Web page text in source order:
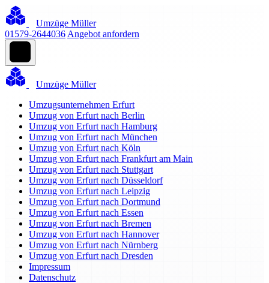
Umzüge Müller
01579-2644036 Angebot anfordern
Umzüge Müller
Umzugsunternehmen Erfurt
Umzug von Erfurt nach Berlin
Umzug von Erfurt nach Hamburg
Umzug von Erfurt nach München
Umzug von Erfurt nach Köln
Umzug von Erfurt nach Frankfurt am Main
Umzug von Erfurt nach Stuttgart
Umzug von Erfurt nach Düsseldorf
Umzug von Erfurt nach Leipzig
Umzug von Erfurt nach Dortmund
Umzug von Erfurt nach Essen
Umzug von Erfurt nach Bremen
Umzug von Erfurt nach Hannover
Umzug von Erfurt nach Nürnberg
Umzug von Erfurt nach Dresden
Impressum
Datenschutz